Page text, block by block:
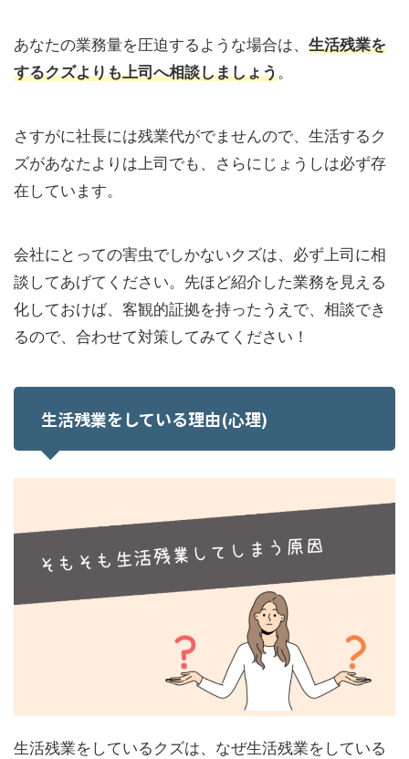
あなたの業務量を圧迫するような場合は、 生活残業を
するクズよりも上司へ相談しましょう。
さすがに社長には残業代がでませんので、生活するク
ズがあなたよりは上司でも、さらにじょうしは必ず存
在しています。
会社にとっての害虫でしかないクズは、必ず上司に相
談してあげてください。先ほど紹介した業務を見える
化しておけば、客観的証拠を持ったうえで、相談でき
るので、合わせて対策してみてください！
生活残業をしている理由(心理)
生活残業をしているクズは、なぜ生活残業をしている